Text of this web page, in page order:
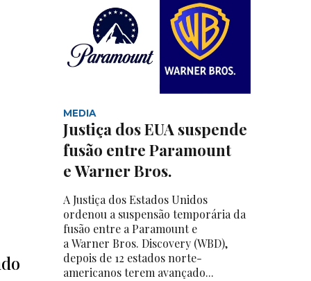
MEDIA
Justiça dos EUA suspende
fusão entre Paramount
e Warner Bros.
A Justiça dos Estados Unidos
ordenou a suspensão temporária da
fusão entre a Paramount e
a Warner Bros. Discovery (WBD),
depois de 12 estados norte-
americanos terem avançado...